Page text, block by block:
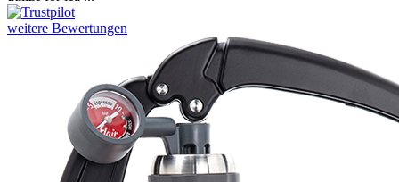
weitere Bewertungen